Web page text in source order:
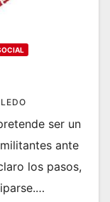
ser un
ante
los pasos,